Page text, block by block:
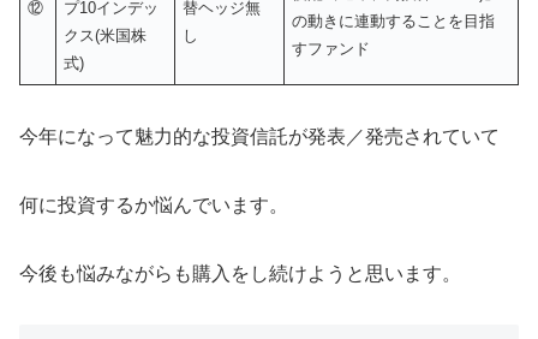
⑫
プ10インデッ
クス(米国株
式)
替ヘッジ無
し
の動きに連動することを目指
すファンド
今年になって魅力的な投資信託が発表／発売されていて
何に投資するか悩んでいます。
今後も悩みながらも購入をし続けようと思います。